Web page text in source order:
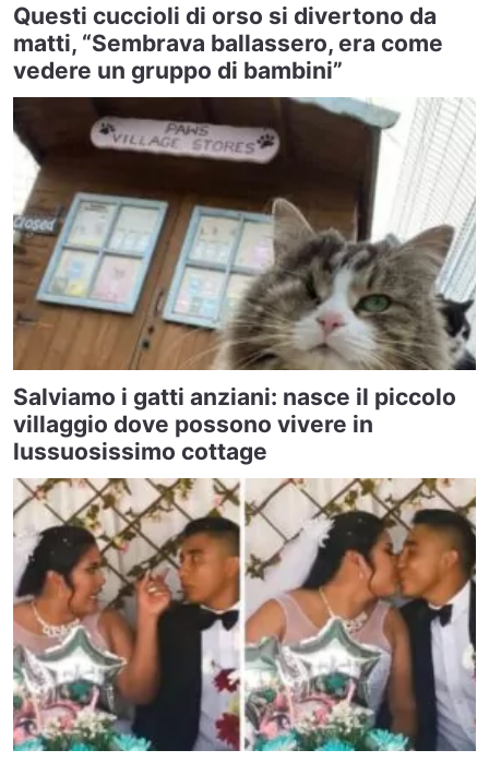
Questi cuccioli di orso si divertono da
matti, “Sembrava ballassero, era come
vedere un gruppo di bambini”
Salviamo i gatti anziani: nasce il piccolo
villaggio dove possono vivere in
lussuosissimo cottage